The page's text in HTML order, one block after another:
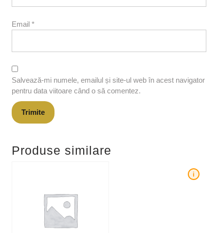
Email *
Salvează-mi numele, emailul și site-ul web în acest navigator
pentru data viitoare când o să comentez.
Produse similare
i